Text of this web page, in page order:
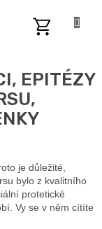
EPITÉZY
je důležité,
bylo z kvalitního
protetické
Vy se v něm cítíte